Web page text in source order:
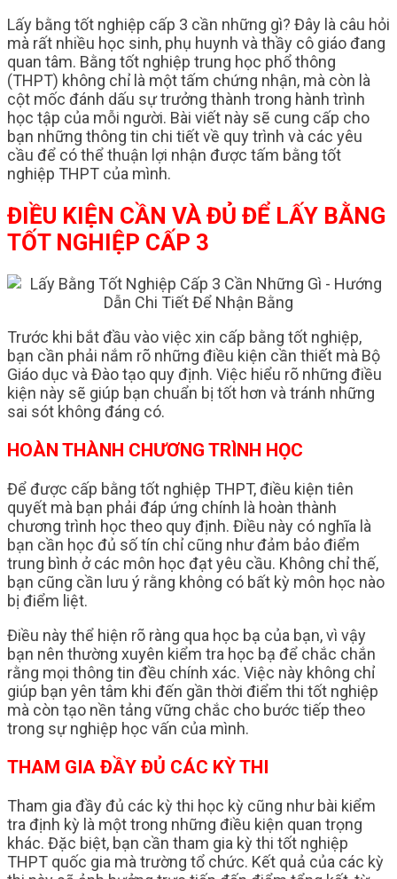
Lấy bằng tốt nghiệp cấp 3 cần những gì? Đây là câu hỏi
mà rất nhiều học sinh, phụ huynh và thầy cô giáo đang
quan tâm. Bằng tốt nghiệp trung học phổ thông
(THPT) không chỉ là một tấm chứng nhận, mà còn là
cột mốc đánh dấu sự trưởng thành trong hành trình
học tập của mỗi người. Bài viết này sẽ cung cấp cho
bạn những thông tin chi tiết về quy trình và các yêu
cầu để có thể thuận lợi nhận được tấm bằng tốt
nghiệp THPT của mình.
ĐIỀU KIỆN CẦN VÀ ĐỦ ĐỂ LẤY BẰNG
TỐT NGHIỆP CẤP 3
Trước khi bắt đầu vào việc xin cấp bằng tốt nghiệp,
bạn cần phải nắm rõ những điều kiện cần thiết mà Bộ
Giáo dục và Đào tạo quy định. Việc hiểu rõ những điều
kiện này sẽ giúp bạn chuẩn bị tốt hơn và tránh những
sai sót không đáng có.
HOÀN THÀNH CHƯƠNG TRÌNH HỌC
Để được cấp bằng tốt nghiệp THPT, điều kiện tiên
quyết mà bạn phải đáp ứng chính là hoàn thành
chương trình học theo quy định. Điều này có nghĩa là
bạn cần học đủ số tín chỉ cũng như đảm bảo điểm
trung bình ở các môn học đạt yêu cầu. Không chỉ thế,
bạn cũng cần lưu ý rằng không có bất kỳ môn học nào
bị điểm liệt.
Điều này thể hiện rõ ràng qua học bạ của bạn, vì vậy
bạn nên thường xuyên kiểm tra học bạ để chắc chắn
rằng mọi thông tin đều chính xác. Việc này không chỉ
giúp bạn yên tâm khi đến gần thời điểm thi tốt nghiệp
mà còn tạo nền tảng vững chắc cho bước tiếp theo
trong sự nghiệp học vấn của mình.
THAM GIA ĐẦY ĐỦ CÁC KỲ THI
Tham gia đầy đủ các kỳ thi học kỳ cũng như bài kiểm
tra định kỳ là một trong những điều kiện quan trọng
khác. Đặc biệt, bạn cần tham gia kỳ thi tốt nghiệp
THPT quốc gia mà trường tổ chức. Kết quả của các kỳ